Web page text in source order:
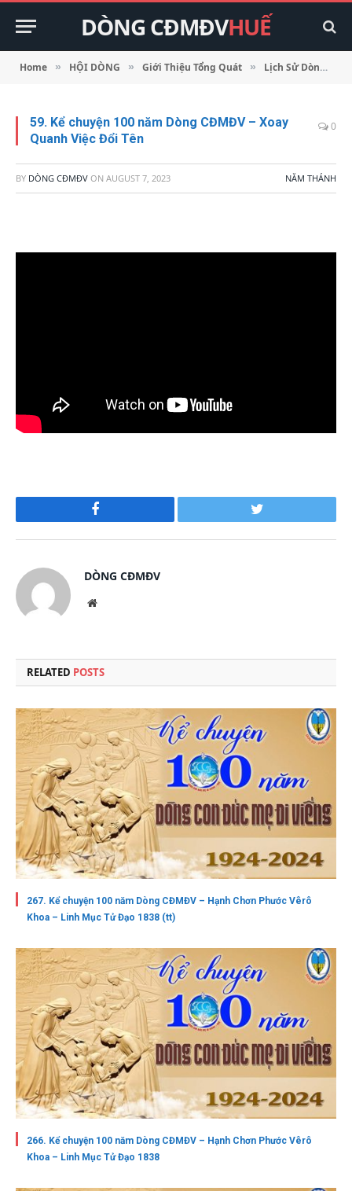
DÒNG CĐMĐVHUẾ
Home » HỘI DÒNG » Giới Thiệu Tổng Quát » Lịch Sử Dòng
59. Kể chuyện 100 năm Dòng CĐMĐV – Xoay
Quanh Việc Đổi Tên
0
BY DÒNG CĐMĐV ON AUGUST 7, 2023 NĂM THÁNH
Facebook Twitter
DÒNG CĐMĐV
Website
RELATED POSTS
267. Kể chuyện 100 năm Dòng CĐMĐV – Hạnh Chơn Phước Vêrô
Khoa – Linh Mục Tử Đạo 1838 (tt)
266. Kể chuyện 100 năm Dòng CĐMĐV – Hạnh Chơn Phước Vêrô
Khoa – Linh Mục Tử Đạo 1838